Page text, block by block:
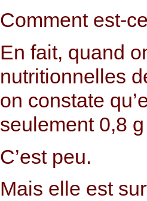
Comment est-
En fait, quand
nutritionnelles
on constate
seulement 0,8
C’est peu.
Mais elle est